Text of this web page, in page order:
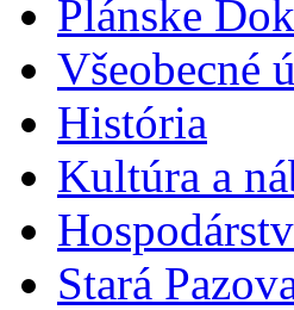
Plánske
Všeobecné
História
Kultúra a
Stará